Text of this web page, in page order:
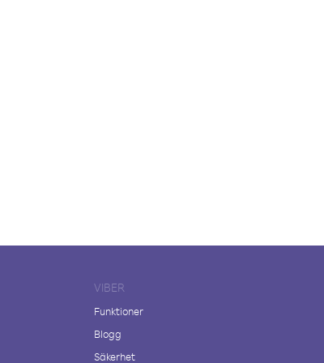
VIBER
Funktioner
Blogg
Säkerhet